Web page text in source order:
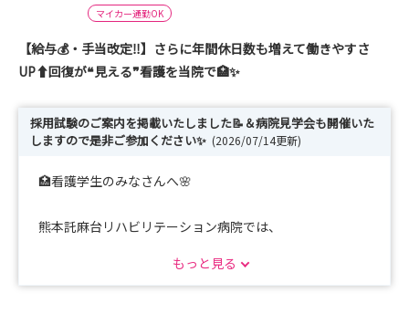
マイカー通勤OK
【給与💰・手当改定‼️】さらに年間休日数も増えて働きやすさ
UP⬆️回復が❝見える❞看護を当院で🏥✨
採用試験のご案内を掲載いたしました📝＆病院見学会も開催いた
しますので是非ご参加ください✨ (2026/07/14更新)
🏥看護学生のみなさんへ🌸
熊本託麻台リハビリテーション病院では、
「心と身体の回復を支える“寄り添う看護“」を大切にして
もっと見る